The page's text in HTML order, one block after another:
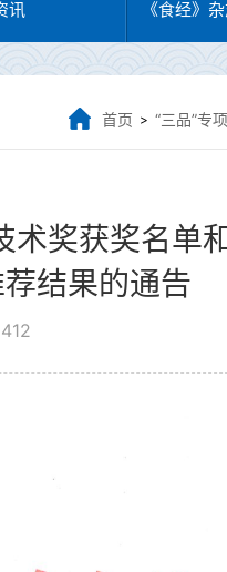
讯 《食经》
首页 > “三品”专
术奖获奖名单
结果的通告